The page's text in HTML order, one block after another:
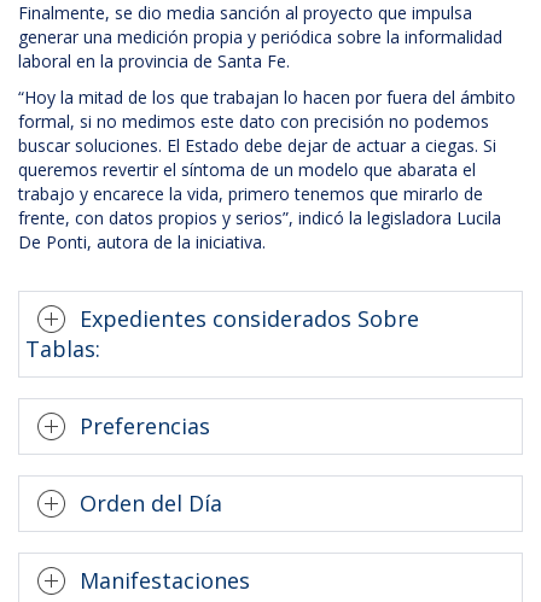
Finalmente, se dio media sanción al proyecto que impulsa
generar una medición propia y periódica sobre la informalidad
laboral en la provincia de Santa Fe.
“Hoy la mitad de los que trabajan lo hacen por fuera del ámbito
formal, si no medimos este dato con precisión no podemos
buscar soluciones. El Estado debe dejar de actuar a ciegas. Si
queremos revertir el síntoma de un modelo que abarata el
trabajo y encarece la vida, primero tenemos que mirarlo de
frente, con datos propios y serios”, indicó la legisladora Lucila
De Ponti, autora de la iniciativa.
Expedientes considerados Sobre
Tablas:
Preferencias
Orden del Día
Manifestaciones